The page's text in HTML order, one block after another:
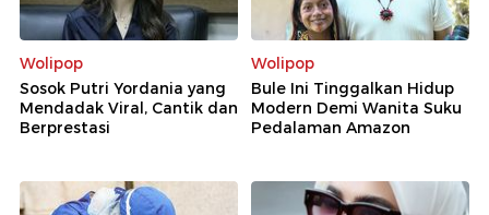
Wolipop
Sosok Putri Yordania yang
Mendadak Viral, Cantik dan
Berprestasi
Wolipop
Bule Ini Tinggalkan Hidup
Modern Demi Wanita Suku
Pedalaman Amazon